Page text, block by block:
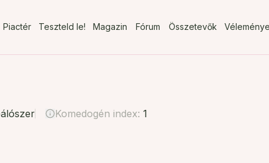
Piactér Teszteld le! Magazin Fórum Összetevők
Komedogén index: 1